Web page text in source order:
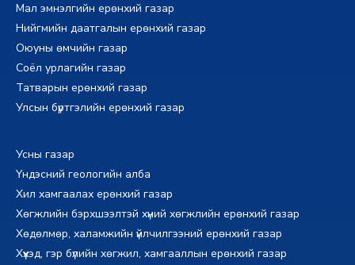
Мал эмнэлгийн ерөнхий газар
Нийгмийн даатгалын ерөнхий газар
Оюуны өмчийн газар
Соёл урлагийн газар
Татварын ерөнхий газар
Улсын бүртгэлийн ерөнхий газар
Усны газар
Үндэсний геологийн алба
Хил хамгаалах ерөнхий газар
Хөгжлийн бэрхшээлтэй хүний хөгжлийн ерөнхий газар
Хөдөлмөр, халамжийн үйлчилгээний ерөнхий газар
Хүүхэд, гэр бүлийн хөгжил, хамгааллын ерөнхий газар